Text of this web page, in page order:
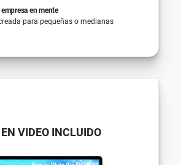
en mente
para pequeñas o medianas
VIDEO INCLUIDO